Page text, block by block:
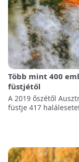
Több mint 400
füstjétől
A 2019 őszétől
füstje 417